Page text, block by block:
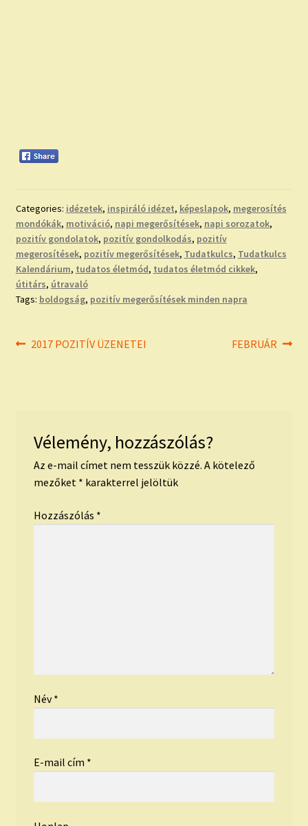
Categories: idézetek, inspiráló idézet, képeslapok, megerosítés
mondókák, motiváció, napi megerősítések, napi sorozatok,
pozitív gondolatok, pozitív gondolkodás, pozitív
megerosítések, pozitív megerősítések, Tudatkulcs, Tudatkulcs
Kalendárium, tudatos életmód, tudatos életmód cikkek,
útitárs, útravaló
Tags: boldogság, pozitív megerősítések minden napra
Bejegyzés
Previous
2017 POZITÍV ÜZENETEI
Next
FEBRUÁR
Vélemény, hozzászólás?
Az e-mail címet nem tesszük közzé. A kötelező
mezőket * karakterrel jelöltük
Hozzászólás *
Név*
E-mail cím *